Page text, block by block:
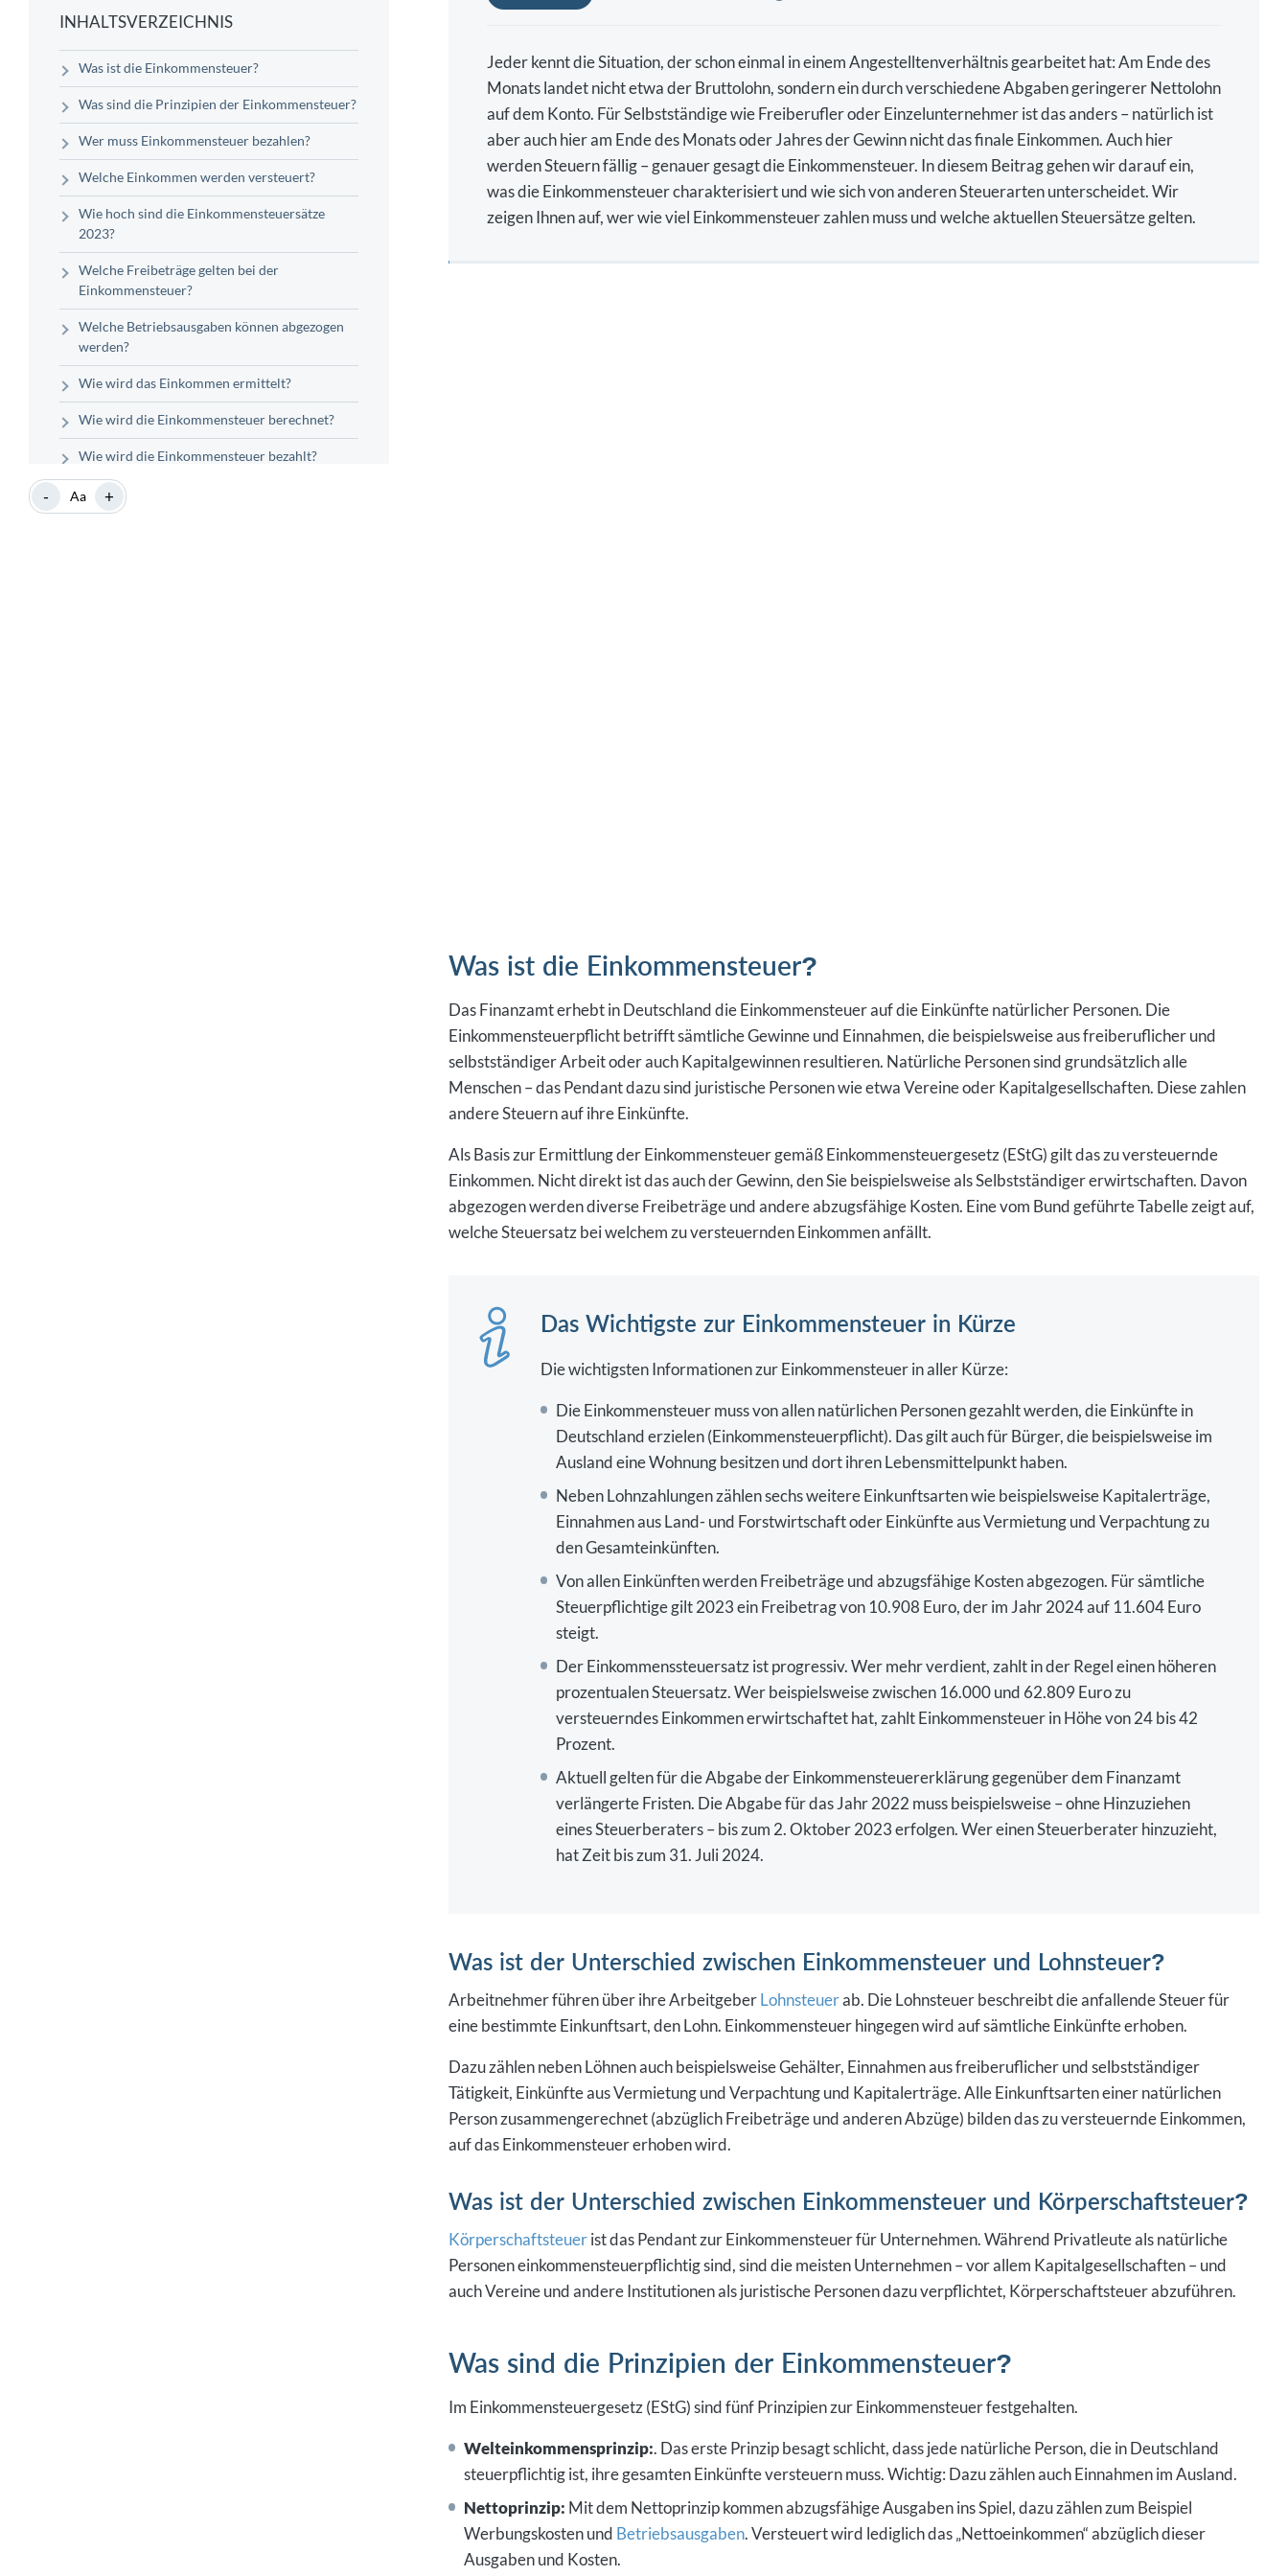
INHALTSVERZEICHNIS
Was ist die Einkommensteuer?
Was sind die Prinzipien der Einkommensteuer?
Wer muss Einkommensteuer bezahlen?
Welche Einkommen werden versteuert?
Wie hoch sind die Einkommensteuersätze
2023?
Welche Freibeträge gelten bei der
Einkommensteuer?
Welche Betriebsausgaben können abgezogen
werden?
Wie wird das Einkommen ermittelt?
Wie wird die Einkommensteuer berechnet?
Wie wird die Einkommensteuer bezahlt?
Wann ist die Einkommensteuer fällig?
- +
Jeder kennt die Situation, der schon einmal in einem Angestelltenverhältnis gearbeitet hat: Am Ende des
Monats landet nicht etwa der Bruttolohn, sondern ein durch verschiedene Abgaben geringerer Nettolohn
auf dem Konto. Für Selbstständige wie Freiberufler oder Einzelunternehmer ist das anders – natürlich ist
aber auch hier am Ende des Monats oder Jahres der Gewinn nicht das finale Einkommen. Auch hier
werden Steuern fällig – genauer gesagt die Einkommensteuer. In diesem Beitrag gehen wir darauf ein,
was die Einkommensteuer charakterisiert und wie sich von anderen Steuerarten unterscheidet. Wir
zeigen Ihnen auf, wer wie viel Einkommensteuer zahlen muss und welche aktuellen Steuersätze gelten.
Was ist die Einkommensteuer?
Das Finanzamt erhebt in Deutschland die Einkommensteuer auf die Einkünfte natürlicher Personen. Die
Einkommensteuerpflicht betrifft sämtliche Gewinne und Einnahmen, die beispielsweise aus freiberuflicher und
selbstständiger Arbeit oder auch Kapitalgewinnen resultieren. Natürliche Personen sind grundsätzlich alle
Menschen – das Pendant dazu sind juristische Personen wie etwa Vereine oder Kapitalgesellschaften. Diese zahlen
andere Steuern auf ihre Einkünfte.
Als Basis zur Ermittlung der Einkommensteuer gemäß Einkommensteuergesetz (EStG) gilt das zu versteuernde
Einkommen. Nicht direkt ist das auch der Gewinn, den Sie beispielsweise als Selbstständiger erwirtschaften. Davon
abgezogen werden diverse Freibeträge und andere abzugsfähige Kosten. Eine vom Bund geführte Tabelle zeigt auf,
welche Steuersatz bei welchem zu versteuernden Einkommen anfällt.
Das Wichtigste zur Einkommensteuer in Kürze
Die wichtigsten Informationen zur Einkommensteuer in aller Kürze:
Die Einkommensteuer muss von allen natürlichen Personen gezahlt werden, die Einkünfte in
Deutschland erzielen (Einkommensteuerpflicht). Das gilt auch für Bürger, die beispielsweise im
Ausland eine Wohnung besitzen und dort ihren Lebensmittelpunkt haben.
Neben Lohnzahlungen zählen sechs weitere Einkunftsarten wie beispielsweise Kapitalerträge,
Einnahmen aus Land- und Forstwirtschaft oder Einkünfte aus Vermietung und Verpachtung zu
den Gesamteinkünften.
Von allen Einkünften werden Freibeträge und abzugsfähige Kosten abgezogen. Für sämtliche
Steuerpflichtige gilt 2023 ein Freibetrag von 10.908 Euro, der im Jahr 2024 auf 11.604 Euro
steigt.
Der Einkommenssteuersatz ist progressiv. Wer mehr verdient, zahlt in der Regel einen höheren
prozentualen Steuersatz. Wer beispielsweise zwischen 16.000 und 62.809 Euro zu
versteuerndes Einkommen erwirtschaftet hat, zahlt Einkommensteuer in Höhe von 24 bis 42
Prozent.
Aktuell gelten für die Abgabe der Einkommensteuererklärung gegenüber dem Finanzamt
verlängerte Fristen. Die Abgabe für das Jahr 2022 muss beispielsweise – ohne Hinzuziehen
eines Steuerberaters – bis zum 2. Oktober 2023 erfolgen. Wer einen Steuerberater hinzuzieht,
hat Zeit bis zum 31. Juli 2024.
Was ist der Unterschied zwischen Einkommensteuer und Lohnsteuer?
Arbeitnehmer führen über ihre Arbeitgeber Lohnsteuer
ab. Die Lohnsteuer beschreibt die anfallende Steuer für
eine bestimmte Einkunftsart, den Lohn. Einkommensteuer hingegen wird auf sämtliche Einkünfte erhoben.
Dazu zählen neben Löhnen auch beispielsweise Gehälter, Einnahmen aus freiberuflicher und selbstständiger
Tätigkeit, Einkünfte aus Vermietung und Verpachtung und Kapitalerträge. Alle Einkunftsarten einer natürlichen
Person zusammengerechnet (abzüglich Freibeträge und anderen Abzüge) bilden das zu versteuernde Einkommen,
auf das Einkommensteuer erhoben wird.
Was ist der Unterschied zwischen Einkommensteuer und Körperschaftsteuer?
Körperschaftsteuer
ist das Pendant zur Einkommensteuer für Unternehmen. Während Privatleute als natürliche
Personen einkommensteuerpflichtig sind, sind die meisten Unternehmen – vor allem Kapitalgesellschaften – und
auch Vereine und andere Institutionen als juristische Personen dazu verpflichtet, Körperschaftsteuer abzuführen.
Was sind die Prinzipien der Einkommensteuer?
Im Einkommensteuergesetz (EStG) sind fünf Prinzipien zur Einkommensteuer festgehalten.
Welteinkommensprinzip:
. Das erste Prinzip besagt schlicht, dass jede natürliche Person, die in Deutschland
steuerpflichtig ist, ihre gesamten Einkünfte versteuern muss. Wichtig: Dazu zählen auch Einnahmen im Ausland.
Nettoprinzip:
Mit dem Nettoprinzip kommen abzugsfähige Ausgaben ins Spiel, dazu zählen zum Beispiel
Werbungskosten und Betriebsausgaben
. Versteuert wird lediglich das „Nettoeinkommen“ abzüglich dieser
Ausgaben und Kosten.